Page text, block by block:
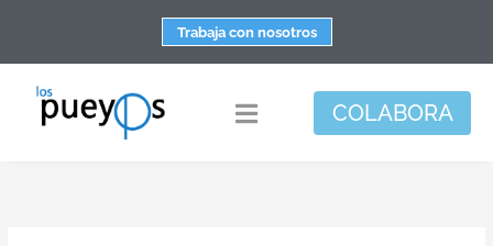
contenido
Trabaja con nosotros
Toggle
COLABORA